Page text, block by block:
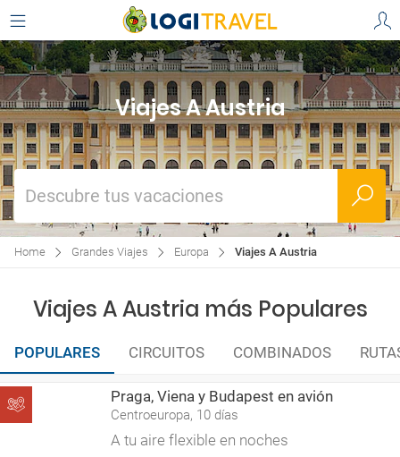
Viajes A Austria
Descubre tus vacaciones
Home Grandes Viajes Europa Viajes A Austria
Viajes A Austria más Populares
POPULARES CIRCUITOS COMBINADOS
Praga, Viena y Budapest en avión
Centroeuropa, 10 días
A tu aire flexible en noches